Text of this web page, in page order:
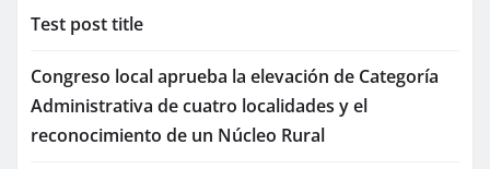
Test post title
Congreso local aprueba la elevación de Categoría
Administrativa de cuatro localidades y el
reconocimiento de un Núcleo Rural